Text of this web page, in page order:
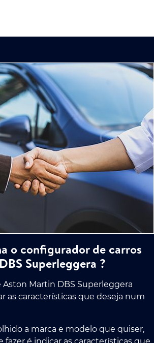
o configurador de carros
Superleggera ?
Martin DBS Superleggera
as características que deseja num
a marca e modelo que quiser,